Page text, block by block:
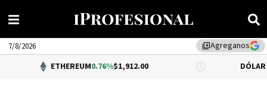
library_addAgreganos
7/8/2026
ETHEREUM0.76%$1,912.00 DÓLAR BNA 0.34%